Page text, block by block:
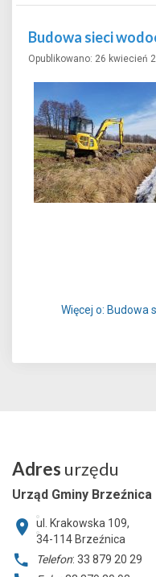
Budowa sieci
Opublikowano: 26 kwiecień
Więcej o: Budowa
Adres urzędu
Urząd Gminy Brzeźnica
ul. Krakowska 109,
34-114 Brzeźnica
Telefon: 33 879 20 29